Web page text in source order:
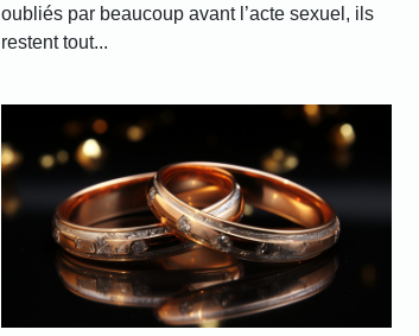
oubliés par beaucoup avant l’acte sexuel, ils
restent tout...